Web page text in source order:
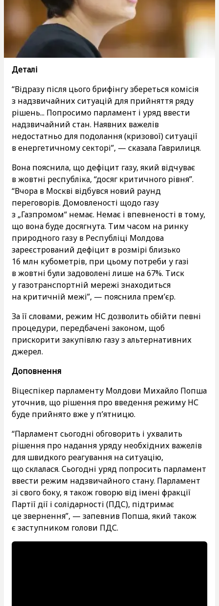
Деталі
“Відразу після цього брифінгу збереться комісія
з надзвичайних ситуацій для прийняття ряду
рішень... Попросимо парламент і уряд ввести
надзвичайний стан. Наявних важелів
недостатньо для подолання (кризової) ситуації
в енергетичному секторі”, — сказала Гаврилиця.
Вона пояснила, що дефіцит газу, який відчуває
в жовтні республіка, “досяг критичного рівня”.
“Вчора в Москві відбувся новий раунд
переговорів. Домовленості щодо газу
з „Газпромом“ немає. Немає і впевненості в тому,
що вона буде досягнута. Тим часом на ринку
природного газу в Республіці Молдова
зареєстрований дефіцит в розмірі близько
16 млн кубометрів, при цьому потреби у газі
в жовтні були задоволені лише на 67%. Тиск
у газотранспортній мережі знаходиться
на критичній межі”, — пояснила прем’єр.
За її словами, режим НС дозволить обійти певні
процедури, передбачені законом, щоб
прискорити закупівлю газу з альтернативних
джерел.
Доповнення
Віцеспікер парламенту Молдови Михайло Попша
уточнив, що рішення про введення режиму НС
буде прийнято вже у п’ятницю.
“Парламент сьогодні обговорить і ухвалить
рішення про надання уряду необхідних важелів
для швидкого реагування на ситуацію,
що склалася. Сьогодні уряд попросить парламент
ввести режим надзвичайного стану. Парламент
зі свого боку, я також говорю від імені фракції
Партії дії і солідарності (ПДС), підтримає
це звернення”, — запевнив Попша, який також
є заступником голови ПДС.